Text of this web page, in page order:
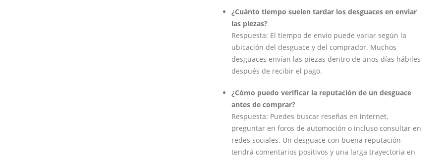
¿Cuánto tiempo suelen tardar los desguaces en enviar
las piezas?
Respuesta: El tiempo de envío puede variar según la
ubicación del desguace y del comprador. Muchos
desguaces envían las piezas dentro de unos días hábiles
después de recibir el pago.
¿Cómo puedo verificar la reputación de un desguace
antes de comprar?
Respuesta: Puedes buscar reseñas en internet,
preguntar en foros de automoción o incluso consultar en
redes sociales. Un desguace con buena reputación
tendrá comentarios positivos y una larga trayectoria en